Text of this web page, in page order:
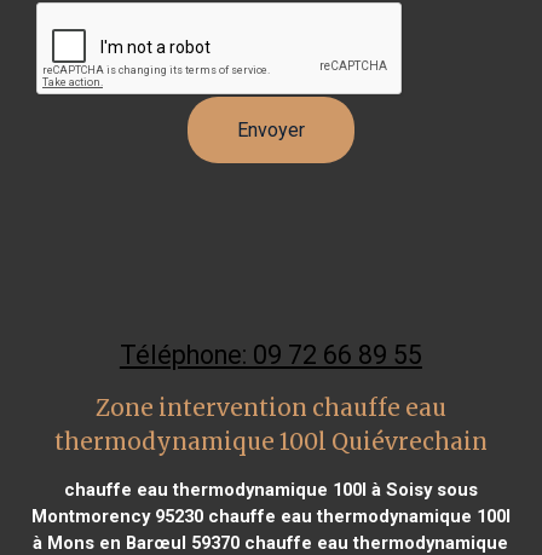
Téléphone: 09 72 66 89 55
Zone intervention chauffe eau
thermodynamique 100l Quiévrechain
chauffe eau thermodynamique 100l à Soisy sous
Montmorency 95230chauffe eau thermodynamique 100l
à Mons en Barœul 59370 chauffe eau thermodynamique